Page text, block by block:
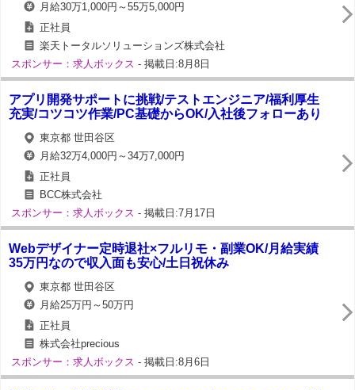
月給30万1,000円～55万5,000円
正社員
楽天トータルソリューションズ株式会社
スポンサー：求人ボックス - 掲載日:8月8日
アプリ開発サポートに挑戦/テストエンジニア/福利厚生
充実/コツコツ作業/PC基礎からOK/入社後フォローあり
東京都 世田谷区
月給32万4,000円～34万7,000円
正社員
BCC株式会社
スポンサー：求人ボックス - 掲載日:7月17日
Webデザイナー定時退社×フルリモ・副業OK/月給実績
35万円なので収入面も安心/土日祝休み
東京都 世田谷区
月給25万円～50万円
正社員
株式会社precious
スポンサー：求人ボックス - 掲載日:8月6日